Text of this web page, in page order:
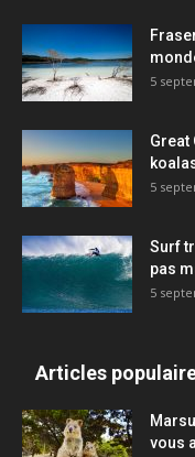
5
Great
5
Surf
pas
5
Articles
vous